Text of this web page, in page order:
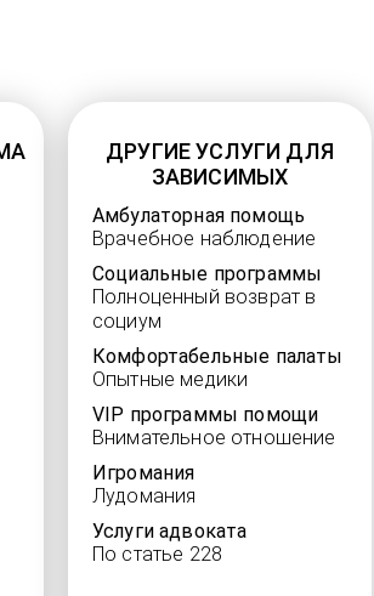
ДРУГИЕ УСЛУГИ ДЛЯ
ЗАВИСИМЫХ
Амбулаторная помощь
Врачебное наблюдение
Социальные программы
Полноценный возврат в
социум
Комфортабельные палаты
Опытные медики
VIP программы помощи
Внимательное отношение
Игромания
Лудомания
Услуги адвоката
По статье 228